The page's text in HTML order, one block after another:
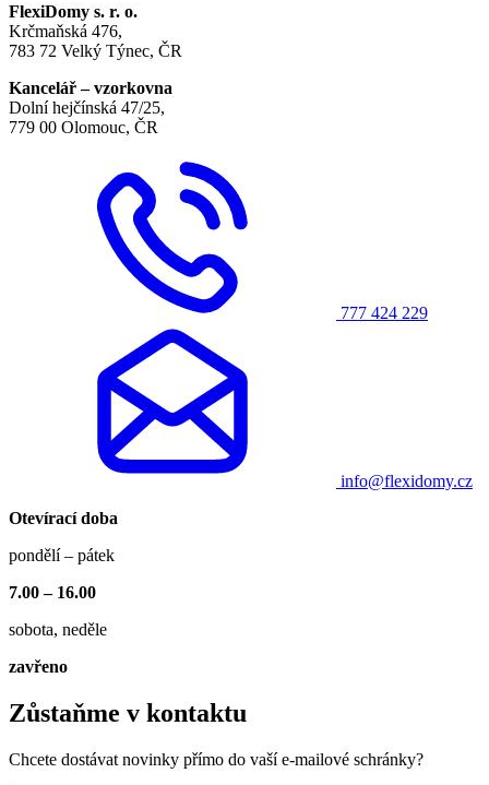
FlexiDomy s. r. o.
Krčmaňská 476,
783 72 Velký Týnec, ČR
Kancelář – vzorkovna
Dolní hejčínská 47/25,
779 00 Olomouc, ČR
777 424 229
info@flexidomy.cz
Otevírací doba
pondělí – pátek
7.00 – 16.00
sobota, neděle
zavřeno
Zůstaňme v kontaktu
Chcete dostávat novinky přímo do vaší e-mailové schránky?